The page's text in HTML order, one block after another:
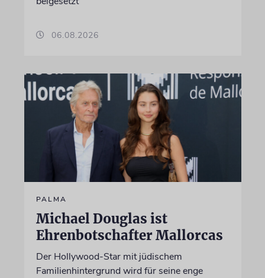
06.08.2026
PALMA
Michael Douglas ist
Ehrenbotschafter Mallorcas
Der Hollywood-Star mit jüdischem
Familienhintergrund wird für seine enge